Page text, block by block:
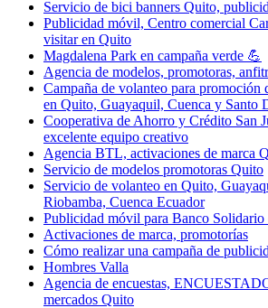
Servicio de bici banners Quito,
Publicidad móvil, Centro comercial
visitar en Quito
Magdalena Park en campaña verde 💪
Agencia de modelos, promotoras,
Campaña de volanteo para
en Quito, Guayaquil, Cuenca y Santo
Cooperativa de Ahorro y Crédito San
excelente equipo creativo
Agencia BTL, activaciones de marca
Servicio de modelos promotoras Quito
Servicio de volanteo en Quito,
Riobamba, Cuenca Ecuador
Publicidad móvil para Banco Solidario
Activaciones de marca, promotorías
Cómo realizar una campaña de
Hombres Valla
Agencia de encuestas,
mercados Quito